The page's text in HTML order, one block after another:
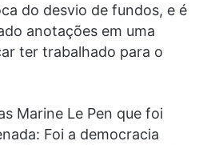
do desvio de fundos, e é
anotações em uma
ter trabalhado para o
Marine Le Pen que foi
Foi a democracia